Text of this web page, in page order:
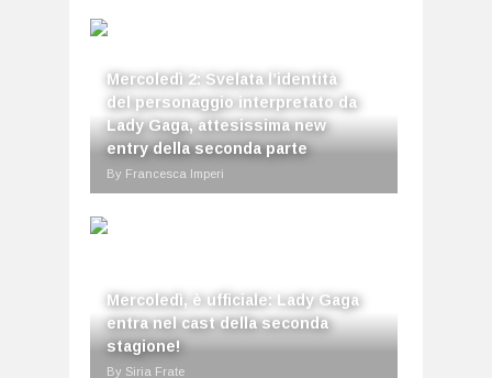
Mercoledì 2: Svelata l’identità
del personaggio interpretato da
Lady Gaga, attesissima new
entry della seconda parte
By Francesca Imperi
Mercoledì, è ufficiale: Lady Gaga
entra nel cast della seconda
stagione!
By Siria Frate